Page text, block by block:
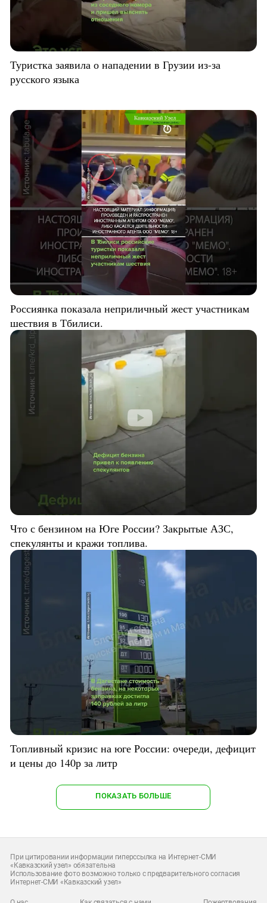
Туристка заявила о нападении в Грузии из-за
русского языка
Россиянка показала неприличный жест участникам
шествия в Тбилиси.
Что с бензином на Юге России? Закрытые АЗС,
спекулянты и кражи топлива.
Топливный кризис на юге России: очереди, дефицит
и цены до 140р за литр
ПОКАЗАТЬ БОЛЬШЕ
При цитировании информации гиперссылка на Интернет-СМИ
«Кавказский узел» обязательна
Использование фото возможно только с предварительного согласия
Интернет-СМИ «Кавказский узел»